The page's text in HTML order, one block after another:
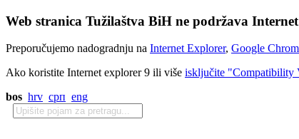
Web stranica Tužilaštva BiH ne podržava
Preporučujemo nadogradnju na Internet Explorer, Google
Ako koristite Internet explorer 9 ili više isključite "Compatibility
bos hrv срп eng